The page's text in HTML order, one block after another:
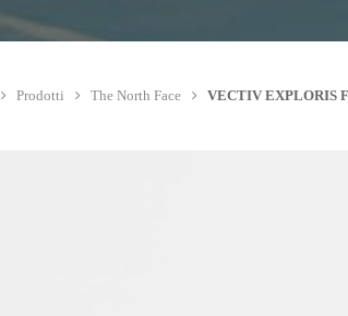
Prodotti The North Face VECTIV EXPLORIS